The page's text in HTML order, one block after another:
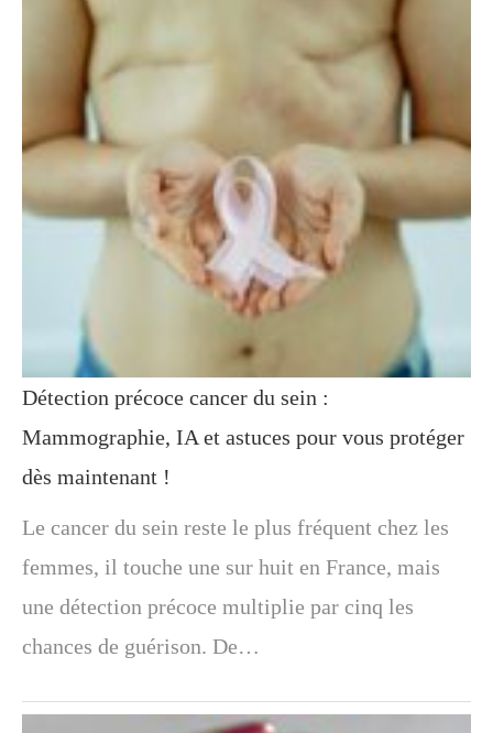
Détection précoce cancer du sein :
Mammographie, IA et astuces pour vous protéger
dès maintenant !
Le cancer du sein reste le plus fréquent chez les
femmes, il touche une sur huit en France, mais
une détection précoce multiplie par cinq les
chances de guérison. De…